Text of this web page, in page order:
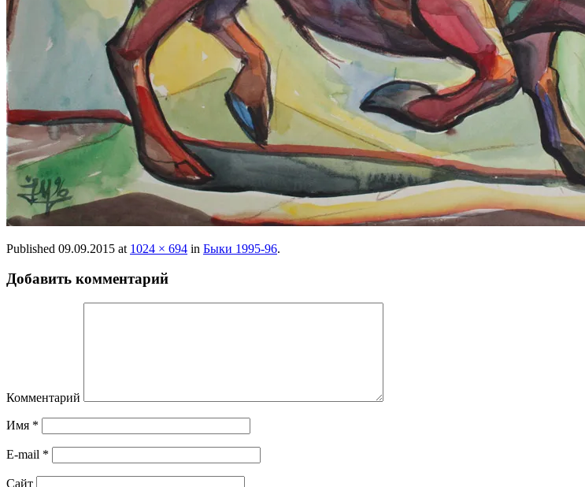
Published 09.09.2015 at 1024 × 694 in Быки 1995-96.
Добавить комментарий
Комментарий
Имя *
E-mail *
Сайт